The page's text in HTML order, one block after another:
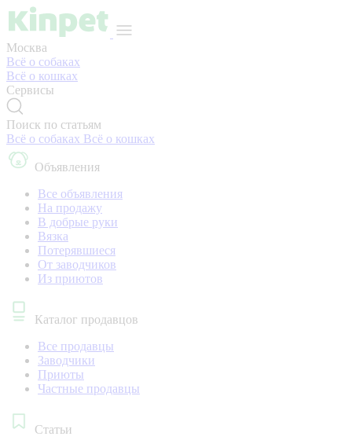
Москва
Всё о собаках
Всё о кошках
Сервисы
Поиск по статьям
Всё о собаках Всё о кошках
Объявления
Все объявления
На продажу
В добрые руки
Вязка
Потерявшиеся
От заводчиков
Из приютов
Каталог продавцов
Все продавцы
Заводчики
Приюты
Частные продавцы
Статьи